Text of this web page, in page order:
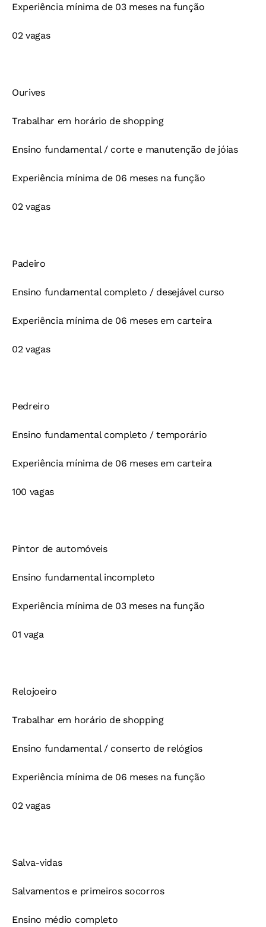
Experiência mínima de 03 meses na função
02 vagas
Ourives
Trabalhar em horário de shopping
Ensino fundamental / corte e manutenção de jóias
Experiência mínima de 06 meses na função
02 vagas
Padeiro
Ensino fundamental completo / desejável curso
Experiência mínima de 06 meses em carteira
02 vagas
Pedreiro
Ensino fundamental completo / temporário
Experiência mínima de 06 meses em carteira
100 vagas
Pintor de automóveis
Ensino fundamental incompleto
Experiência mínima de 03 meses na função
01 vaga
Relojoeiro
Trabalhar em horário de shopping
Ensino fundamental / conserto de relógios
Experiência mínima de 06 meses na função
02 vagas
Salva-vidas
Salvamentos e primeiros socorros
Ensino médio completo